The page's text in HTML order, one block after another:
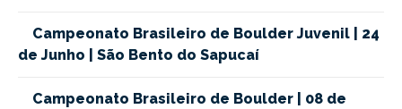
Campeonato Brasileiro de Boulder Juvenil | 24
de Junho | São Bento do Sapucaí
Campeonato Brasileiro de Boulder | 08 de